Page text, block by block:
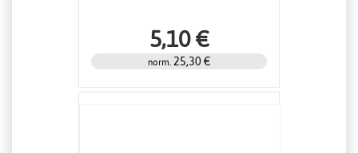
5,10 €
norm. 25,30 €